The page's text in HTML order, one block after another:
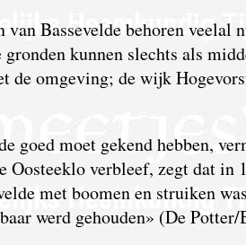
van Bassevelde behoren veelal
kunnen slechts als
de omgeving; de wijk
goed moet gekend hebben,
Oosteeklo verbleef, zegt dat in
met boomen en struiken
werd gehouden» (De